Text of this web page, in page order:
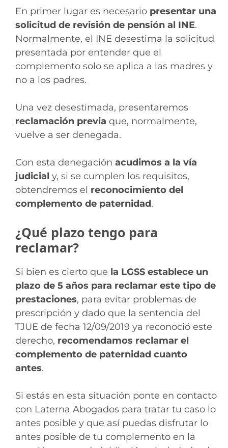
En primer lugar es necesario presentar una
solicitud de revisión de pensión al INE.
Normalmente, el INE desestima la solicitud
presentada por entender que el
complemento solo se aplica a las madres y
no a los padres.
Una vez desestimada, presentaremos
reclamación previa que, normalmente,
vuelve a ser denegada.
Con esta denegación acudimos a la vía
judicial y, si se cumplen los requisitos,
obtendremos el reconocimiento del
complemento de paternidad.
¿Qué plazo tengo para
reclamar?
Si bien es cierto que la LGSS establece un
plazo de 5 años para reclamar este tipo de
prestaciones, para evitar problemas de
prescripción y dado que la sentencia del
TJUE de fecha 12/09/2019 ya reconoció este
derecho, recomendamos reclamar el
complemento de paternidad cuanto
antes.
Si estás en esta situación ponte en contacto
con Laterna Abogados para tratar tu caso lo
antes posible y que así puedas disfrutar lo
antes posible de tu complemento en la